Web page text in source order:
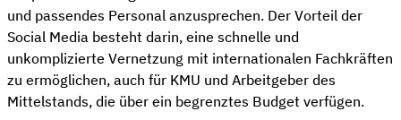
und passendes Personal anzusprechen. Der Vorteil der
Social Media besteht darin, eine schnelle und
unkomplizierte Vernetzung mit internationalen Fachkräften
zu ermöglichen, auch für KMU und Arbeitgeber des
Mittelstands, die über ein begrenztes Budget verfügen.